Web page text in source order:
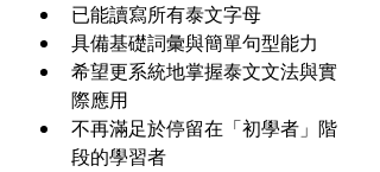
已能讀寫所有泰文字母
具備基礎詞彙與簡單句型能力
希望更系統地掌握泰文文法與實
際應用
不再滿足於停留在「初學者」階
段的學習者